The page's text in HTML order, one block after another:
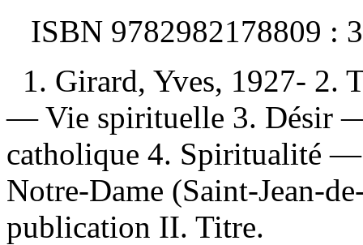
ISBN 9782982178809 :
1. Girard, Yves, 1927- 2.
— Vie spirituelle 3. Désir
catholique 4. Spiritualité
Notre-Dame (Saint-Jean-
publication II. Titre.